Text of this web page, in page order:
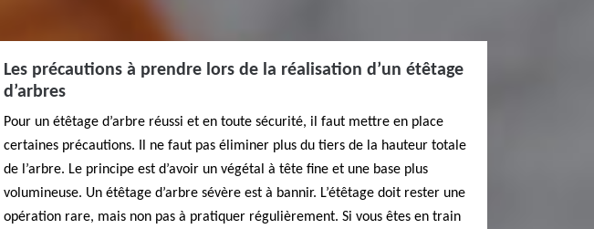
Les précautions à prendre lors de la réalisation d’un étêtage
d’arbres
Pour un étêtage d’arbre réussi et en toute sécurité, il faut mettre en place
certaines précautions. Il ne faut pas éliminer plus du tiers de la hauteur totale
de l’arbre. Le principe est d’avoir un végétal à tête fine et une base plus
volumineuse. Un étêtage d’arbre sévère est à bannir. L’étêtage doit rester une
opération rare, mais non pas à pratiquer régulièrement. Si vous êtes en train